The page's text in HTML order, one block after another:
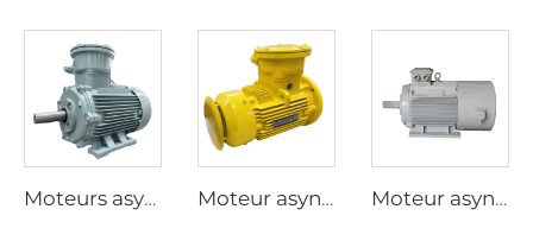
Moteurs asynchrones triphasés antidéflagrants à haute efficacité de la série YBX3 Moteur asynchrone triphasé antidéflagrant à basse tension de la série YBX4, à efficacité ultra-élevée Moteur asynchrone triphasé à régulation de vitesse par fréquence variable de la série YP